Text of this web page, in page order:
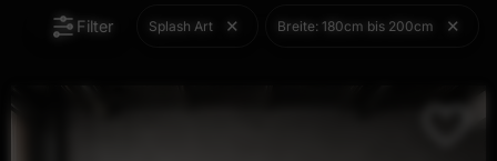
Filter Splash Art Breite: 180cm bis 200cm